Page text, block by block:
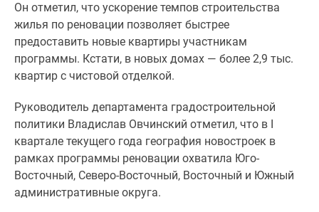
Видеообзор
новостроек
Экспертиза
новостроек
Экология
Москвы
Студии
Он отметил, что ускорение темпов строительства
жилья по реновации позволяет быстрее
предоставить новые квартиры участникам
программы. Кстати, в новых домах — более 2,9 тыс.
квартир с чистовой отделкой.
Руководитель департамента градостроительной
политики Владислав Овчинский отметил, что в I
квартале текущего года география новостроек в
рамках программы реновации охватила Юго-
Восточный, Северо-Восточный, Восточный и Южный
административные округа.